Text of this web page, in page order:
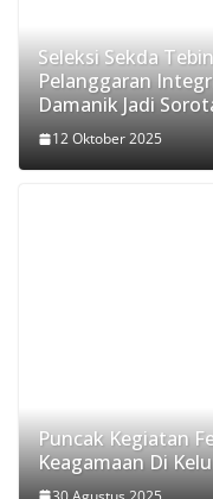
Seleksi Sekda
Pelanggaran
Damanik Jadi
12 Oktober 2025
Puncak Kegiatan
Keagamaan Di